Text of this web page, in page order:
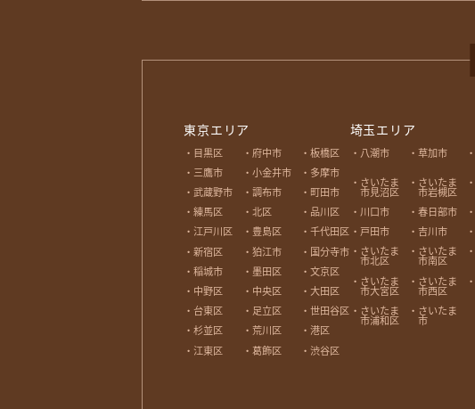
東京エリア
目黒区 府中市
板橋区
三鷹市
小金井市
多摩市
武蔵野市
調布市
町田市
練馬区
北区
品川区
江戸川区
豊島区
千代田区
新宿区
狛江市
国分寺市
稲城市
墨田区
文京区
中野区
中央区
大田区
台東区
足立区
世田谷区
杉並区
荒川区
港区
江東区
葛飾区 渋谷区
埼玉エリア
八潮市 草加市
さいたま
市見沼区
さいたま
市岩槻区
川口市 春日部市
戸田市
吉川市
さいたま
市北区
さいたま
市南区
さいたま
市大宮区
さいたま
市西区
さいたま
市浦和区
さいたま
市